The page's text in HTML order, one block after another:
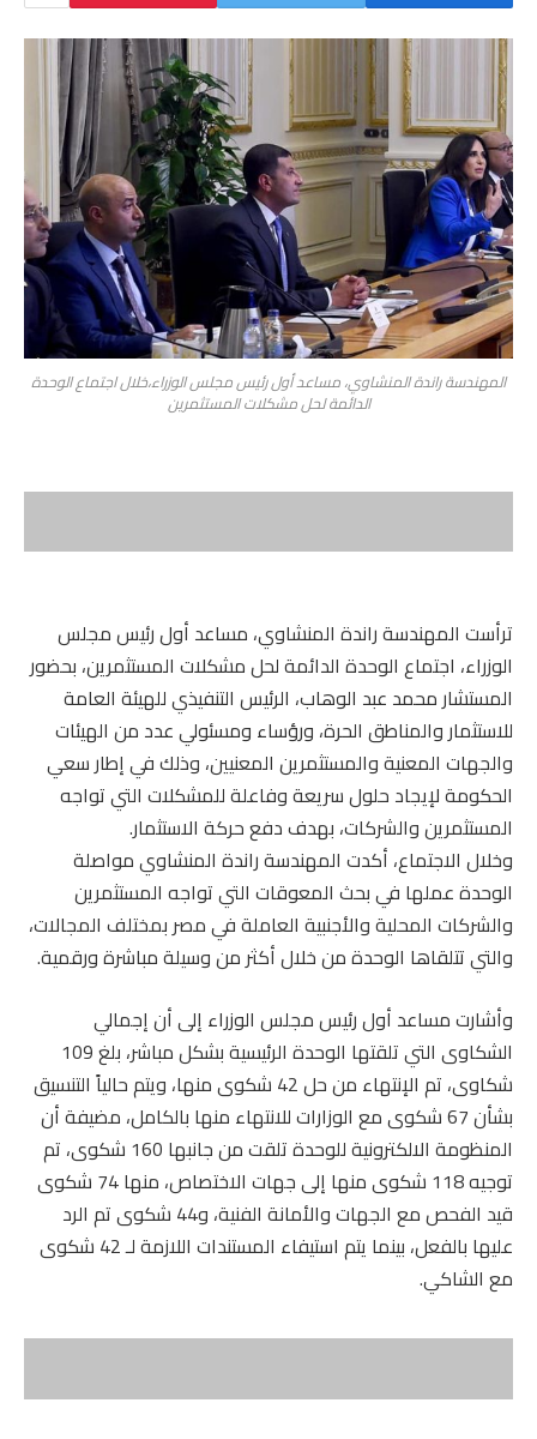
المهندسة راندة المنشاوي، مساعد أول رئيس مجلس الوزراء،خلال اجتماع الوحدة
الدائمة لحل مشكلات المستثمرين
ترأست المهندسة راندة المنشاوي، مساعد أول رئيس مجلس
الوزراء، اجتماع الوحدة الدائمة لحل مشكلات المستثمرين، بحضور
المستشار محمد عبد الوهاب، الرئيس التنفيذي للهيئة العامة
للاستثمار والمناطق الحرة، ورؤساء ومسئولي عدد من الهيئات
والجهات المعنية والمستثمرين المعنيين، وذلك في إطار سعي
الحكومة لإيجاد حلول سريعة وفاعلة للمشكلات التي تواجه
المستثمرين والشركات، بهدف دفع حركة الاستثمار.
وخلال الاجتماع، أكدت المهندسة راندة المنشاوي مواصلة
الوحدة عملها في بحث المعوقات التي تواجه المستثمرين
والشركات المحلية والأجنبية العاملة في مصر بمختلف المجالات،
والتي تتلقاها الوحدة من خلال أكثر من وسيلة مباشرة ورقمية.
وأشارت مساعد أول رئيس مجلس الوزراء إلى أن إجمالي
الشكاوى التي تلقتها الوحدة الرئيسية بشكل مباشر، بلغ 109
شكاوى، تم الإنتهاء من حل 42 شكوى منها، ويتم حالياً التنسيق
بشأن 67 شكوى مع الوزارات للانتهاء منها بالكامل، مضيفة أن
المنظومة الالكترونية للوحدة تلقت من جانبها 160 شكوى، تم
توجيه 118 شكوى منها إلى جهات الاختصاص، منها 74 شكوى
قيد الفحص مع الجهات والأمانة الفنية، و44 شكوى تم الرد
عليها بالفعل، بينما يتم استيفاء المستندات اللازمة لـ 42 شكوى
مع الشاكي.